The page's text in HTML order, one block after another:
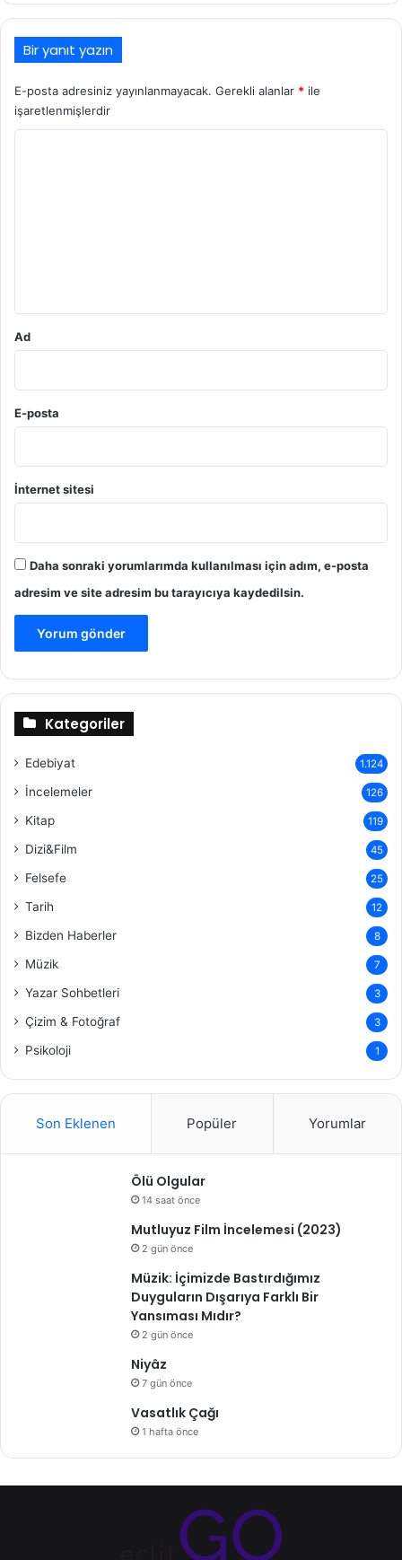
Bir yanıt yazın
E-posta adresiniz yayınlanmayacak. Gerekli alanlar * ile
işaretlenmişlerdir
Ad
E-posta
İnternet sitesi
Daha sonraki yorumlarımda kullanılması için adım, e-posta
adresim ve site adresim bu tarayıcıya kaydedilsin.
Kategoriler
Edebiyat 1.124
İncelemeler 126
Kitap 119
Dizi&Film 45
Felsefe 25
Tarih 12
Bizden Haberler 8
Müzik 7
Yazar Sohbetleri 3
Çizim & Fotoğraf 3
Psikoloji 1
Son Eklenen Popüler Yorumlar
Ölü Olgular
14 saat önce
Mutluyuz Film İncelemesi (2023)
2 gün önce
Müzik: İçimizde Bastırdığımız
Duyguların Dışarıya Farklı Bir
Yansıması Mıdır?
2 gün önce
Niyâz
7 gün önce
Vasatlık Çağı
1 hafta önce